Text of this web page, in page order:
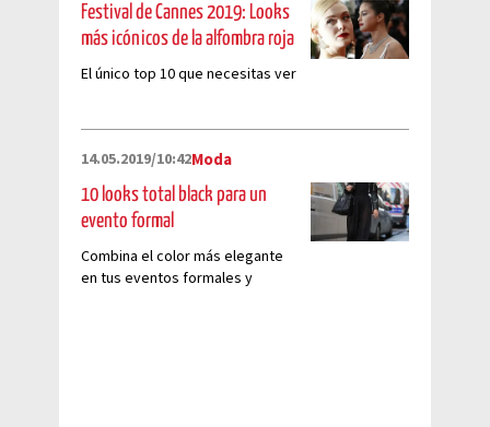
Festival de Cannes 2019: Looks
más icónicos de la alfombra roja
El único top 10 que necesitas ver
14.05.2019/10:42Moda
10 looks total black para un
evento formal
Combina el color más elegante
en tus eventos formales y